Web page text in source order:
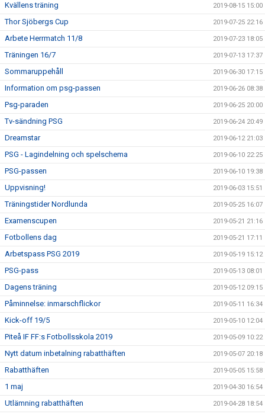
Kvällens träning 2019-08-15 15:00
Thor Sjöbergs Cup 2019-07-25 22:16
Arbete Herrmatch 11/8 2019-07-23 18:05
Träningen 16/7 2019-07-13 17:37
Sommaruppehåll 2019-06-30 17:15
Information om psg-passen 2019-06-26 08:38
Psg-paraden 2019-06-25 20:00
Tv-sändning PSG 2019-06-24 20:49
Dreamstar 2019-06-12 21:03
PSG - Lagindelning och spelschema 2019-06-10 22:25
PSG-passen 2019-06-10 19:38
Uppvisning! 2019-06-03 15:51
Träningstider Nordlunda 2019-05-25 16:07
Examenscupen 2019-05-21 21:16
Fotbollens dag 2019-05-21 17:11
Arbetspass PSG 2019 2019-05-19 15:12
PSG-pass 2019-05-13 08:01
Dagens träning 2019-05-12 09:15
Påminnelse: inmarschflickor 2019-05-11 16:34
Kick-off 19/5 2019-05-10 12:04
Piteå IF FF:s Fotbollsskola 2019 2019-05-09 10:22
Nytt datum inbetalning rabatthäften 2019-05-07 20:18
Rabatthäften 2019-05-05 15:58
1 maj 2019-04-30 16:54
Utlämning rabatthäften 2019-04-28 18:54